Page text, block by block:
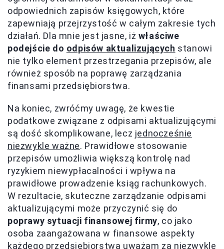
odpowiednich zapisów księgowych, które
zapewniają przejrzystość w całym zakresie tych
działań. Dla mnie jest jasne, iż właściwe
podejście do odpisów aktualizujących stanowi
nie tylko element przestrzegania przepisów, ale
również sposób na poprawę zarządzania
finansami przedsiębiorstwa.
Na koniec, zwróćmy uwagę, że kwestie
podatkowe związane z odpisami aktualizującymi
są dość skomplikowane, lecz jednocześnie
niezwykle ważne. Prawidłowe stosowanie
przepisów umożliwia większą kontrolę nad
ryzykiem niewypłacalności i wpływa na
prawidłowe prowadzenie ksiąg rachunkowych.
W rezultacie, skuteczne zarządzanie odpisami
aktualizującymi może przyczynić się do
poprawy sytuacji finansowej firmy, co jako
osoba zaangażowana w finansowe aspekty
każdego przedsiębiorstwa uważam za niezwykle